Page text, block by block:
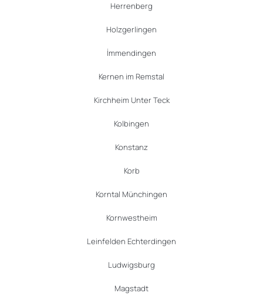
Herrenberg
Holzgerlingen
İmmendingen
Kernen im Remstal
Kirchheim Unter Teck
Kolbingen
Konstanz
Korb
Korntal Münchingen
Kornwestheim
Leinfelden Echterdingen
Ludwigsburg
Magstadt